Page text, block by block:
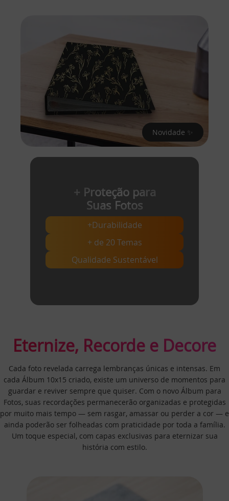
Novidade ✨
+ Proteção para
Suas Fotos
+Durabilidade
+ de 20 Temas
Qualidade Sustentável
Eternize, Recorde e Decore
Cada foto revelada carrega lembranças únicas e intensas. Em
cada Álbum 10x15 criado, existe um universo de momentos para
guardar e reviver sempre que quiser. Com o novo Álbum para
Fotos, suas recordações permanecerão organizadas e protegidas
por muito mais tempo — sem rasgar, amassar ou perder a cor — e
ainda poderão ser folheadas com praticidade por toda a família.
Um toque especial, com capas exclusivas para eternizar sua
história com estilo.